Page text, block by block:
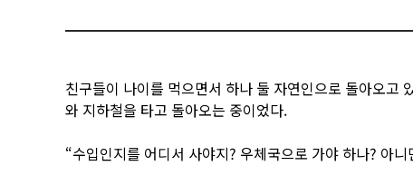
친구들이 나이를 먹으면서 하나 둘 자연인으로 돌아오고
와 지하철을 타고 돌아오는 중이었다.
“수입인지를 어디서 사야지? 우체국으로 가야 하나? 아